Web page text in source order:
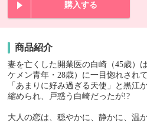
購入する
商品紹介
妻を亡くした開業医の白崎（45歳）
ケメン青年・28歳）に一目惚れされ
「あまりに好み過ぎる天使」と黒江
縮められ、戸惑う白崎だったが!?
大人の恋は、穏やかに、静かに、温か